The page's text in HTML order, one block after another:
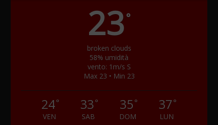
23°
broken clouds
58% umidità
vento: 1m/s S
Max 23 • Min 23
24°
VEN
33 °
SAB
35 °
DOM
37 °
LUN